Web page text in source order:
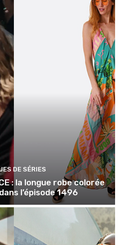
DE SÉRIES
: la longue robe colorée
l’épisode 1496